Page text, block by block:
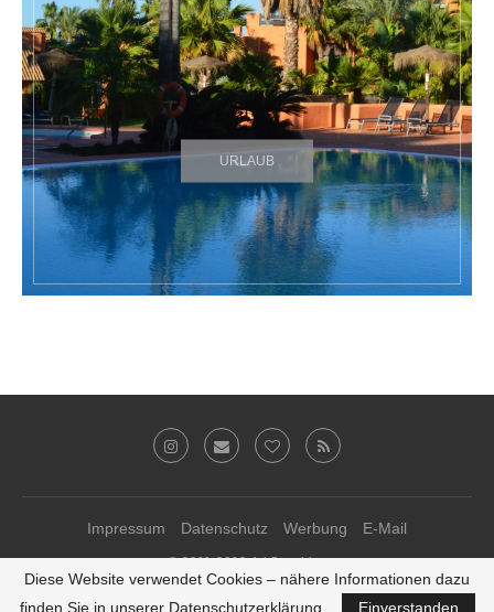
URLAUB
Impressum Datenschutz Werbung E-Mail
© 2011-2019 Ari Sunshine
Theme-Anpassungen vonkathastrophal.de♥
Diese Website verwendet Cookies – nähere Informationen dazu
finden Sie in unserer Datenschutzerklärung.
Einverstanden